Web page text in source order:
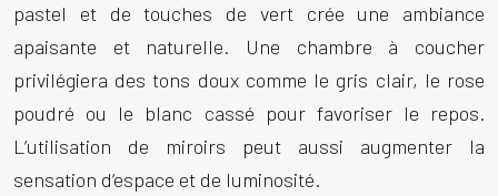
pastel et de touches de vert crée une ambiance
apaisante et naturelle. Une chambre à coucher
privilégiera des tons doux comme le gris clair, le rose
poudré ou le blanc cassé pour favoriser le repos.
L’utilisation de miroirs peut aussi augmenter la
sensation d’espace et de luminosité.